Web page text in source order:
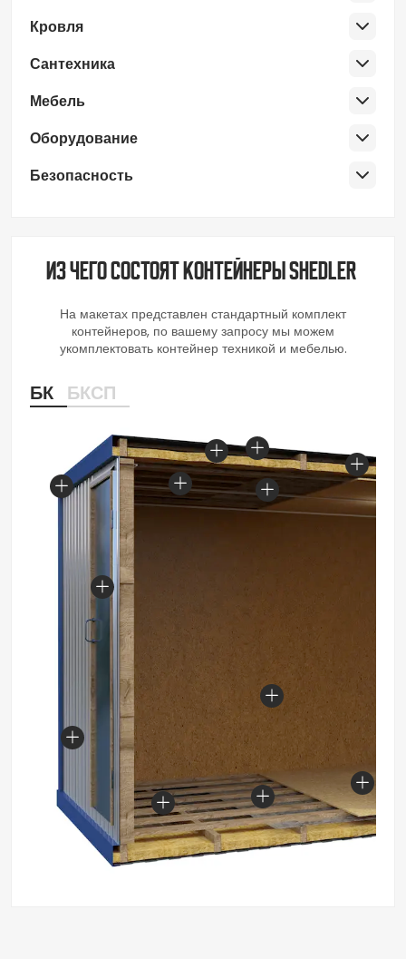
Кровля
Сантехника
Мебель
Оборудование
Безопасность
Из чего состоят контейнеры SHEDLER
На макетах представлен стандартный комплект
контейнеров, по вашему запросу мы можем
укомплектовать контейнер техникой и мебелью.
БК БКСП